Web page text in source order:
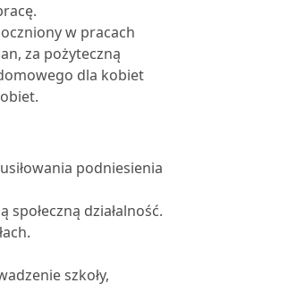
w pracach
za pożyteczną
dla kobiet
podniesienia
działalność.
szkoły,